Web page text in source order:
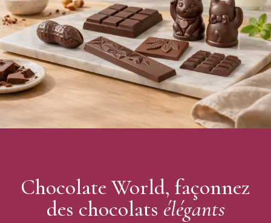
Caractéristiques du Moule à chocolat Père
Noël Polycarbonate Chocolate World:
Matière : Polycarbonate
Couleur : transparent
Forme : Père Noël
Nombre d'empreintes : 16 (2x8)
Dimensions du moulage : 39 x 27 x 18 mm
Poids du moulage : 14 g
Moule vendu à l'unité
Chocolate World, façonnez
des chocolats élégants